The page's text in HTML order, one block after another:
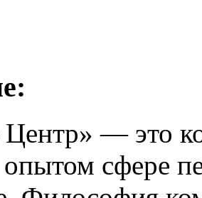
Центр» — это
сфере